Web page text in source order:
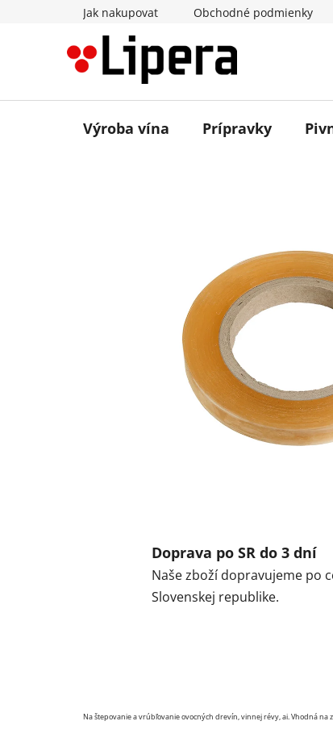
Jak nakupovat Obchodné podmienky
Výroba vína Prípravky
Doprava po SR do 3 dní
Naše zboží dopravujeme po
Slovenskej republike.
Na štepovanie a vrúbľovanie ovocných drevín, vinnej révy, ai. Vhodná na